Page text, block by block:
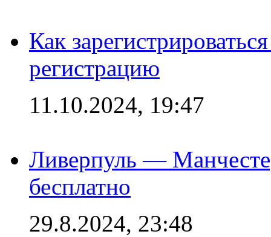
Как
регистрацию
11.10.2024, 19:47
Ливерпуль —
бесплатно
29.8.2024, 23:48